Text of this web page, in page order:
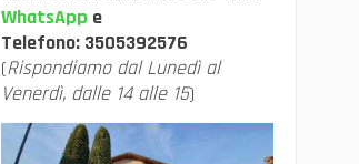
WhatsApp e
Telefono: 3505392576
(Rispondiamo dal Lunedì al
Venerdì, dalle 14 alle 15)